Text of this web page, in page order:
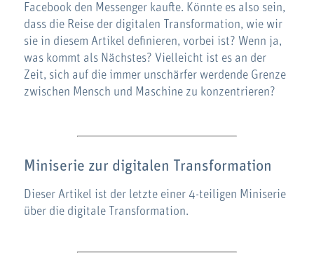
Facebook den Messenger kaufte. Könnte es also sein,
dass die Reise der digitalen Transformation, wie wir
sie in diesem Artikel definieren, vorbei ist? Wenn ja,
was kommt als Nächstes? Vielleicht ist es an der
Zeit, sich auf die immer unschärfer werdende Grenze
zwischen Mensch und Maschine zu konzentrieren?
Miniserie zur digitalen Transformation
Dieser Artikel ist der letzte einer 4-teiligen Miniserie
über die digitale Transformation.